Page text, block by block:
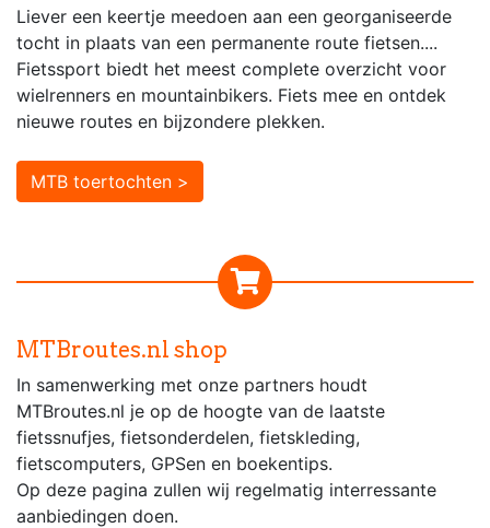
Liever een keertje meedoen aan een georganiseerde
tocht in plaats van een permanente route fietsen....
Fietssport biedt het meest complete overzicht voor
wielrenners en mountainbikers. Fiets mee en ontdek
nieuwe routes en bijzondere plekken.
MTB toertochten >
MTBroutes.nl shop
In samenwerking met onze partners houdt
MTBroutes.nl je op de hoogte van de laatste
fietssnufjes, fietsonderdelen, fietskleding,
fietscomputers, GPSen en boekentips.
Op deze pagina zullen wij regelmatig interressante
aanbiedingen doen.